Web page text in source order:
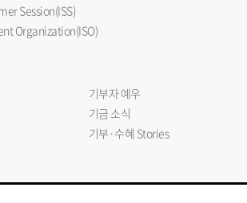
Session(ISS)
Organization(ISO)
기부자 예우
기금 소식
기부·수혜 Stories